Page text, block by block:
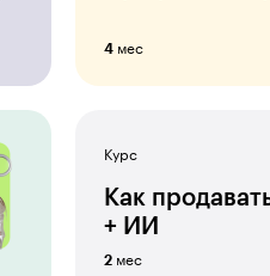
4 мес
Курс
Как
+ ИИ
2 мес